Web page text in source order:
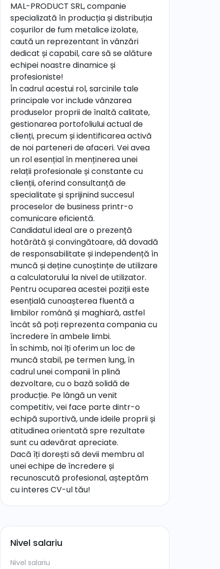
MAL-PRODUCT SRL, companie
specializată în producția și distribuția
coșurilor de fum metalice izolate,
caută un reprezentant în vânzări
dedicat și capabil, care să se alăture
echipei noastre dinamice și
profesioniste!
În cadrul acestui rol, sarcinile tale
principale vor include vânzarea
produselor proprii de înaltă calitate,
gestionarea portofoliului actual de
clienți, precum și identificarea activă
de noi parteneri de afaceri. Vei avea
un rol esențial în menținerea unei
relații profesionale și constante cu
clienții, oferind consultanță de
specialitate și sprijinind succesul
proceselor de business printr-o
comunicare eficientă.
Candidatul ideal are o prezență
hotărâtă și convingătoare, dă dovadă
de responsabilitate și independență în
muncă și deține cunoștințe de utilizare
a calculatorului la nivel de utilizator.
Pentru ocuparea acestei poziții este
esențială cunoașterea fluentă a
limbilor română și maghiară, astfel
încât să poți reprezenta compania cu
încredere în ambele limbi.
În schimb, noi îți oferim un loc de
muncă stabil, pe termen lung, în
cadrul unei companii în plină
dezvoltare, cu o bază solidă de
producție. Pe lângă un venit
competitiv, vei face parte dintr-o
echipă suportivă, unde ideile proprii și
atitudinea orientată spre rezultate
sunt cu adevărat apreciate.
Dacă îți dorești să devii membru al
unei echipe de încredere și
recunoscută profesional, așteptăm
cu interes CV-ul tău!
Nivel salariu
Nivel salariu